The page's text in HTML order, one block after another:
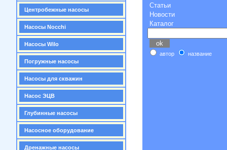
Центробежные насосы
Насосы Nocchi
Насосы Wilo
Погружные насосы
Насосы для скважин
Насос ЭЦВ
Глубинные насосы
Насосное оборудование
Дренажные насосы
Статьи
Новости
Каталог
автор название